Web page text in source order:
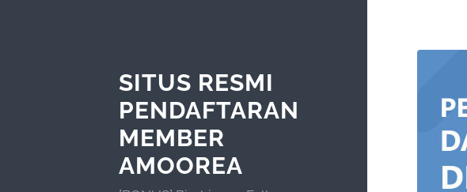
SITUS RESMI
PENDAFTARAN
MEMBER
AMOOREA